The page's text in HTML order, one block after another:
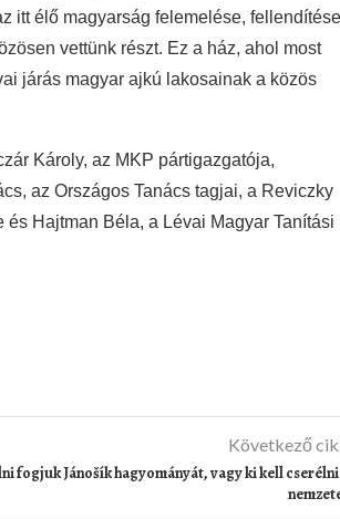
itt élő magyarság felemelése, fellendítése
vettünk részt. Ez a ház, ahol most
járás magyar ajkú lakosainak a közös
Károly, az MKP pártigazgatója,
az Országos Tanács tagjai, a Reviczky
Hajtman Béla, a Lévai Magyar Tanítási
Következő
fogjuk Jánošík hagyományát, vagy ki kell